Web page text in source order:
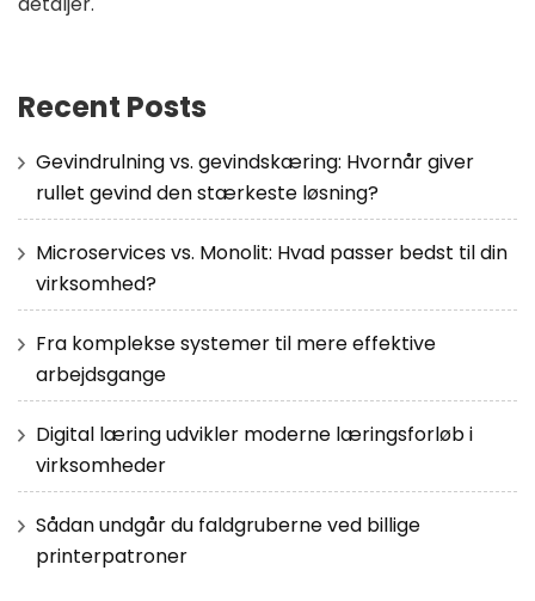
Recent Posts
Gevindrulning vs. gevindskæring: Hvornår giver
rullet gevind den stærkeste løsning?
Microservices vs. Monolit: Hvad passer bedst til din
virksomhed?
Fra komplekse systemer til mere effektive
arbejdsgange
Digital læring udvikler moderne læringsforløb i
virksomheder
Sådan undgår du faldgruberne ved billige
printerpatroner